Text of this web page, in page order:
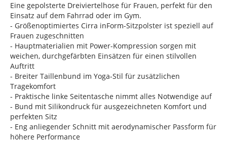
Eine gepolsterte Dreiviertelhose für Frauen, perfekt für den
Einsatz auf dem Fahrrad oder im Gym.
- Größenoptimiertes Cirra inForm-Sitzpolster ist speziell auf
Frauen zugeschnitten
- Hauptmaterialien mit Power-Kompression sorgen mit
weichen, durchgefärbten Einsätzen für einen stilvollen
Auftritt
- Breiter Taillenbund im Yoga-Stil für zusätzlichen
Tragekomfort
- Praktische linke Seitentasche nimmt alles Notwendige auf
- Bund mit Silikondruck für ausgezeichneten Komfort und
perfekten Sitz
- Eng anliegender Schnitt mit aerodynamischer Passform für
höhere Performance